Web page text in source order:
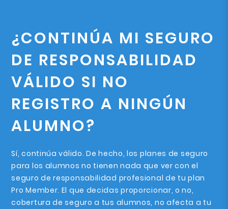
¿CONTINÚA MI SEGURO
DE RESPONSABILIDAD
VÁLIDO SI NO
REGISTRO A NINGÚN
ALUMNO?
Sí, continúa válido. De hecho, los planes de seguro
para los alumnos no tienen nada que ver con el
seguro de responsabilidad profesional de tu plan
Pro Member. El que decidas proporcionar, o no,
cobertura de seguro a tus alumnos, no afecta a tu